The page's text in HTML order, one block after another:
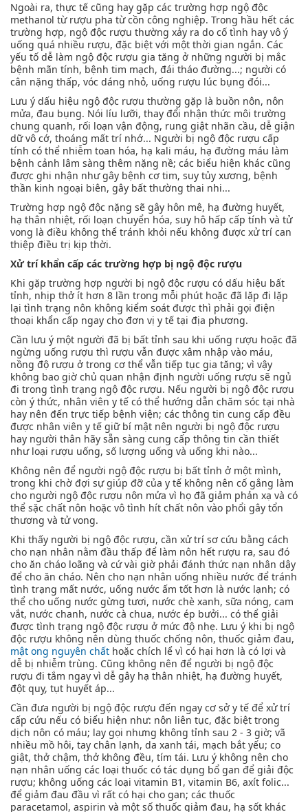
Ngoài ra, thực tế cũng hay gặp các trường hợp ngộ độc
methanol từ rượu pha từ cồn công nghiệp. Trong hầu hết các
trường hợp, ngộ độc rượu thường xảy ra do cố tình hay vô ý
uống quá nhiều rượu, đặc biệt với một thời gian ngắn. Các
yếu tố dễ làm ngộ độc rượu gia tăng ở những người bị mắc
bệnh mãn tính, bệnh tim mạch, đái tháo đường...; người có
cân nặng thấp, vóc dáng nhỏ, uống rượu lúc bụng đói...
Lưu ý dấu hiệu ngộ độc rượu thường gặp là buồn nôn, nôn
mửa, đau bụng. Nói líu lưỡi, thay đổi nhận thức môi trường
chung quanh, rối loạn vận động, rung giật nhãn cầu, dễ giận
dữ vô cớ, thoáng mất trí nhớ... Người bị ngộ độc rượu cấp
tính có thể nhiễm toan hóa, hạ kali máu, hạ đường máu làm
bệnh cảnh lâm sàng thêm nặng nề; các biểu hiện khác cũng
được ghi nhận như gây bệnh cơ tim, suy tủy xương, bệnh
thần kinh ngoại biên, gây bất thường thai nhi...
Trường hợp ngộ độc nặng sẽ gây hôn mê, hạ đường huyết,
hạ thân nhiệt, rối loạn chuyển hóa, suy hô hấp cấp tính và tử
vong là điều không thể tránh khỏi nếu không được xử trí can
thiệp điều trị kịp thời.
Xử trí khẩn cấp các trường hợp bị ngộ độc rượu
Khi gặp trường hợp người bị ngộ độc rượu có dấu hiệu bất
tỉnh, nhịp thở ít hơn 8 lần trong mỗi phút hoặc đã lặp đi lặp
lại tình trạng nôn không kiểm soát được thì phải gọi điện
thoại khẩn cấp ngay cho đơn vị y tế tại địa phương.
Cần lưu ý một người đã bị bất tỉnh sau khi uống rượu hoặc đã
ngừng uống rượu thì rượu vẫn được xâm nhập vào máu,
nồng độ rượu ở trong cơ thể vẫn tiếp tục gia tăng; vì vậy
không bao giờ chủ quan nhận định người uống rượu sẽ ngủ
đi trong tình trạng ngộ độc rượu. Nếu người bị ngộ độc rượu
còn ý thức, nhân viên y tế có thể hướng dẫn chăm sóc tại nhà
hay nên đến trực tiếp bệnh viện; các thông tin cung cấp đều
được nhân viên y tế giữ bí mật nên người bị ngộ độc rượu
hay người thân hãy sẵn sàng cung cấp thông tin cần thiết
như loại rượu uống, số lượng uống và uống khi nào...
Không nên để người ngộ độc rượu bị bất tỉnh ở một mình,
trong khi chờ đợi sự giúp đỡ của y tế không nên cố gắng làm
cho người ngộ độc rượu nôn mửa vì họ đã giảm phản xạ và có
thể sặc chất nôn hoặc vô tình hít chất nôn vào phổi gây tổn
thương và tử vong.
Khi thấy người bị ngộ độc rượu, cần xử trí sơ cứu bằng cách
cho nạn nhân nằm đầu thấp để làm nôn hết rượu ra, sau đó
cho ăn cháo loãng và cứ vài giờ phải đánh thức nạn nhân dậy
để cho ăn cháo. Nên cho nạn nhân uống nhiều nước để tránh
tình trạng mất nước, uống nước ấm tốt hơn là nước lạnh; có
thể cho uống nước gừng tươi, nước chè xanh, sữa nóng, cam
vắt, nước chanh, nước cà chua, nước ép bưởi... có thể giải
được tình trạng ngộ độc rượu ở mức độ nhẹ. Lưu ý khi bị ngộ
độc rượu không nên dùng thuốc chống nôn, thuốc giảm đau,
mật ong nguyên chất hoặc chích lể vì có hại hơn là có lợi và
dễ bị nhiễm trùng. Cũng không nên để người bị ngộ độc
rượu đi tắm ngay vì dễ gây hạ thân nhiệt, hạ đường huyết,
đột quỵ, tụt huyết áp...
Cần đưa người bị ngộ độc rượu đến ngay cơ sở y tế để xử trí
cấp cứu nếu có biểu hiện như: nôn liên tục, đặc biệt trong
dịch nôn có máu; lay gọi nhưng không tỉnh sau 2 - 3 giờ; vã
nhiều mồ hôi, tay chân lạnh, da xanh tái, mạch bắt yếu; co
giật, thở chậm, thở không đều, tím tái. Lưu ý không nên cho
nạn nhân uống các loại thuốc có tác dụng bổ gan để giải độc
rượu; không uống các loại vitamin B1, vitamin B6, axít folic...
để giảm đau đầu vì rất có hại cho gan; các thuốc
paracetamol, aspirin và một số thuốc giảm đau, hạ sốt khác